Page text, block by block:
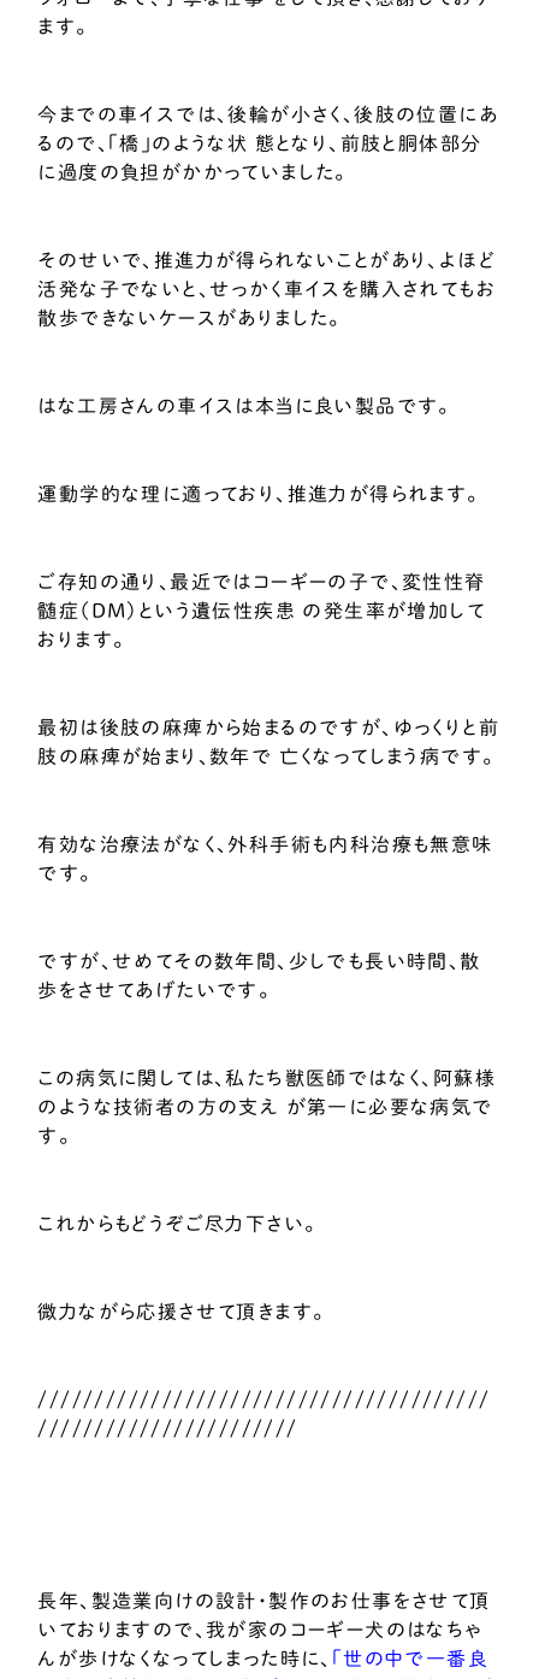
ます。
今までの車イスでは、後輪が小さく、後肢の位置にあ
るので、「橋」のような状 態となり、前肢と胴体部分
に過度の負担がかかっていました。
そのせいで、推進力が得られないことがあり、よほど
活発な子でないと、せっかく車イスを購入されてもお
散歩できないケースがありました。
はな工房さんの車イスは本当に良い製品です。
運動学的な理に適っており、推進力が得られます。
ご存知の通り、最近ではコーギーの子で、変性性脊
髄症（DM）という遺伝性疾患 の発生率が増加して
おります。
最初は後肢の麻痺から始まるのですが、ゆっくりと前
肢の麻痺が始まり、数年で 亡くなってしまう病です。
有効な治療法がなく、外科手術も内科治療も無意味
です。
ですが、せめてその数年間、少しでも長い時間、散
歩をさせてあげたいです。
この病気に関しては、私たち獣医師ではなく、阿蘇様
のような技術者の方の支え が第一に必要な病気で
す。
これからもどうぞご尽力下さい。
微力ながら応援させて頂きます。
////////////////////////////////////////
///////////////////////
長年、製造業向けの設計・製作のお仕事をさせて頂
いておりますので、我が家のコーギー犬のはなちゃ
んが歩けなくなってしまった時に、
「世の中で一番良